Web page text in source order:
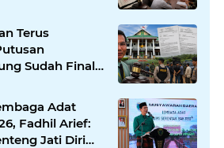
Terus
Sudah Final,
Belum
Adat
Fadhil Arief:
Jati Diri